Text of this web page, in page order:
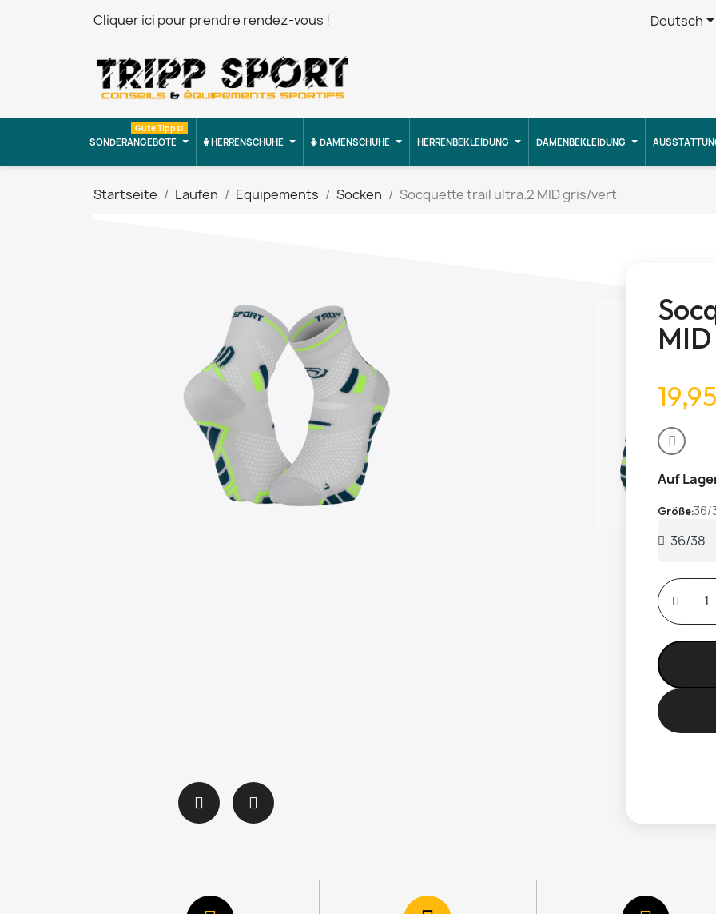
Cliquer ici pour prendre rendez-vous ! Deutsch
SONDERANGEBOTE
Gute Tipps!
HERRENSCHUHE DAMENSCHUHE HERRENBEKLEIDUNG DAMENBEKLEIDUNG
Startseite Laufen Equipements Socken Socquette trail ultra.2 MID gris/vert
Auf
Größe 36/